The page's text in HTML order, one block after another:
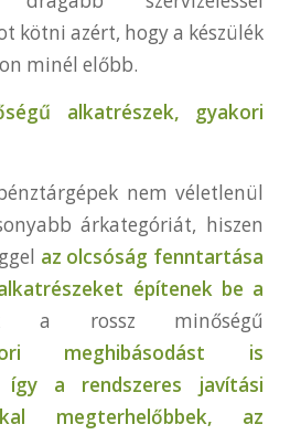
kötni azért, hogy a készülék
minél előbb.
alkatrészek, gyakori
nem véletlenül
árkategóriát, hiszen
az olcsóság fenntartása
építenek be a
a rossz minőségű
meghibásodást is
így a rendszeres javítási
megterhelőbbek, az